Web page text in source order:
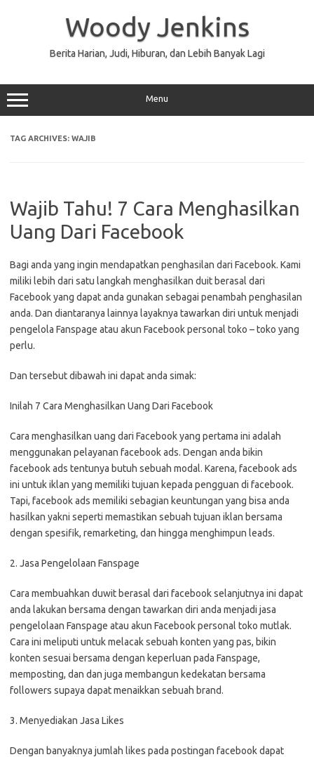
Woody Jenkins
Berita Harian, Judi, Hiburan, dan Lebih Banyak Lagi
Menu
TAG ARCHIVES: WAJIB
Wajib Tahu! 7 Cara Menghasilkan
Uang Dari Facebook
Bagi anda yang ingin mendapatkan penghasilan dari Facebook. Kami
miliki lebih dari satu langkah menghasilkan duit berasal dari
Facebook yang dapat anda gunakan sebagai penambah penghasilan
anda. Dan diantaranya lainnya layaknya tawarkan diri untuk menjadi
pengelola Fanspage atau akun Facebook personal toko – toko yang
perlu.
Dan tersebut dibawah ini dapat anda simak:
Inilah 7 Cara Menghasilkan Uang Dari Facebook
Cara menghasilkan uang dari Facebook yang pertama ini adalah
menggunakan pelayanan facebook ads. Dengan anda bikin
facebook ads tentunya butuh sebuah modal. Karena, facebook ads
ini untuk iklan yang memiliki tujuan kepada pengguan di facebook.
Tapi, facebook ads memiliki sebagian keuntungan yang bisa anda
hasilkan yakni seperti memastikan sebuah tujuan iklan bersama
dengan spesifik, remarketing, dan hingga menghimpun leads.
2. Jasa Pengelolaan Fanspage
Cara membuahkan duwit berasal dari facebook selanjutnya ini dapat
anda lakukan bersama dengan tawarkan diri anda menjadi jasa
pengelolaan Fanspage atau akun Facebook personal toko mutlak.
Cara ini meliputi untuk melacak sebuah konten yang pas, bikin
konten sesuai bersama dengan keperluan pada Fanspage,
memposting, dan dan juga membangun kedekatan bersama
followers supaya dapat menaikkan sebuah brand.
3. Menyediakan Jasa Likes
Dengan banyaknya jumlah likes pada postingan facebook dapat